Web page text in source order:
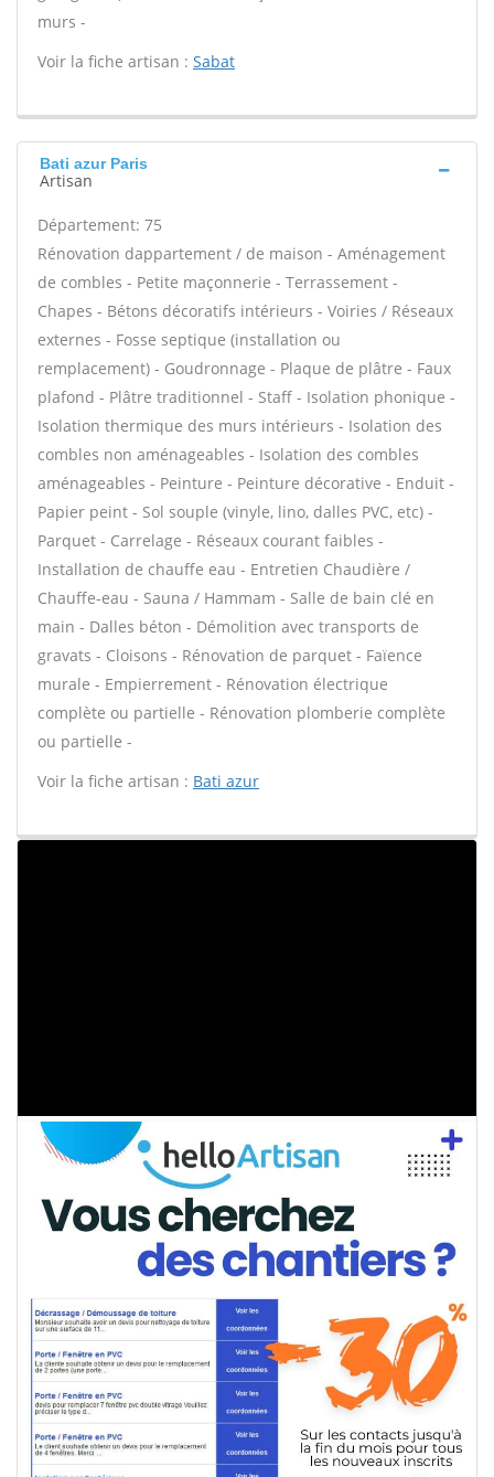
murs -
Voir la fiche artisan : Sabat
Bati azur Paris
Artisan
Département: 75
Rénovation dappartement / de maison - Aménagement
de combles - Petite maçonnerie - Terrassement -
Chapes - Bétons décoratifs intérieurs - Voiries / Réseaux
externes - Fosse septique (installation ou
remplacement) - Goudronnage - Plaque de plâtre - Faux
plafond - Plâtre traditionnel - Staff - Isolation phonique -
Isolation thermique des murs intérieurs - Isolation des
combles non aménageables - Isolation des combles
aménageables - Peinture - Peinture décorative - Enduit -
Papier peint - Sol souple (vinyle, lino, dalles PVC, etc) -
Parquet - Carrelage - Réseaux courant faibles -
Installation de chauffe eau - Entretien Chaudière /
Chauffe-eau - Sauna / Hammam - Salle de bain clé en
main - Dalles béton - Démolition avec transports de
gravats - Cloisons - Rénovation de parquet - Faïence
murale - Empierrement - Rénovation électrique
complète ou partielle - Rénovation plomberie complète
ou partielle -
Voir la fiche artisan : Bati azur